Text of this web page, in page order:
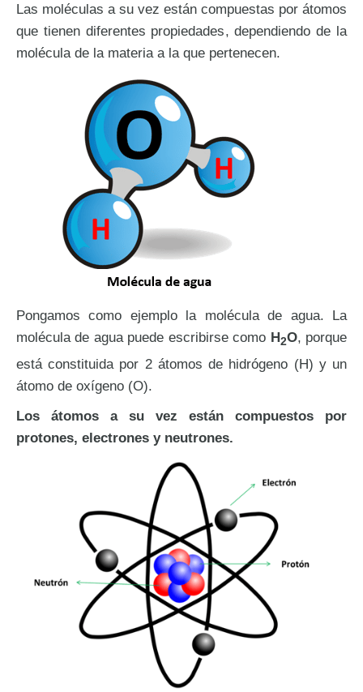
Las moléculas a su vez están compuestas por átomos
que tienen diferentes propiedades, dependiendo de la
molécula de la materia a la que pertenecen.
Pongamos como ejemplo la molécula de agua. La
molécula de agua puede escribirse como H2O, porque
está constituida por 2 átomos de hidrógeno (H) y un
átomo de oxígeno (O).
Los átomos a su vez están compuestos por
protones, electrones y neutrones.